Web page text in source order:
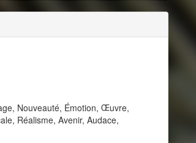
Nouveauté, Émotion, Œuvre,
Réalisme, Avenir, Audace,